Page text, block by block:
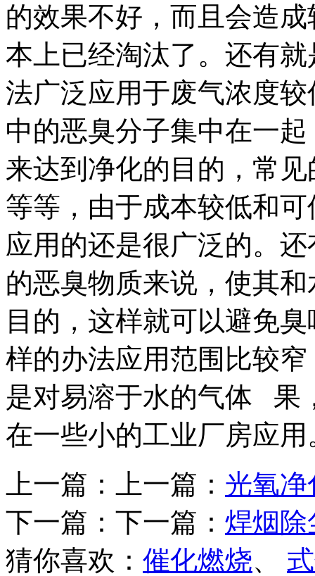
的效果不好，而且会造
本上已经淘汰了。还有
法广泛应用于废气浓度
中的恶臭分子集中在一
来达到净化的目的，常
等等，由于成本较低和
应用的还是很广泛的。
的恶臭物质来说，使其
目的，这样就可以避免
样的办法应用范围比较
是对易溶于水的气体 果
在一些小的工业厂房应用
上一篇：上一篇： 光氧
下一篇：下一篇： 焊烟除
猜你喜欢： 催化燃烧、